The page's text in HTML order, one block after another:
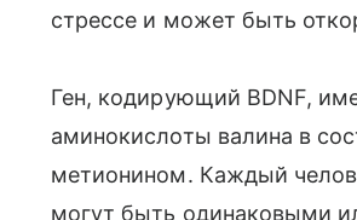
стрессе и может быть
Ген, кодирующий BDNF,
аминокислоты валина в
метионином. Каждый
могут быть одинаковыми